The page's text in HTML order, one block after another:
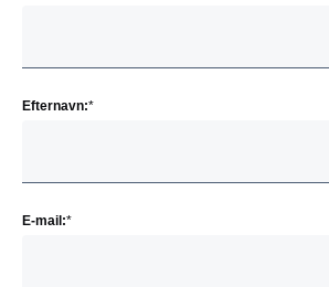
*
Efternavn:
*
E-mail: